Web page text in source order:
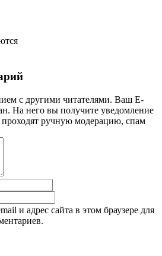
с другими читателями. Ваш E-
На него вы получите уведомление
ручную модерацию, спам
и адрес сайта в этом браузере для